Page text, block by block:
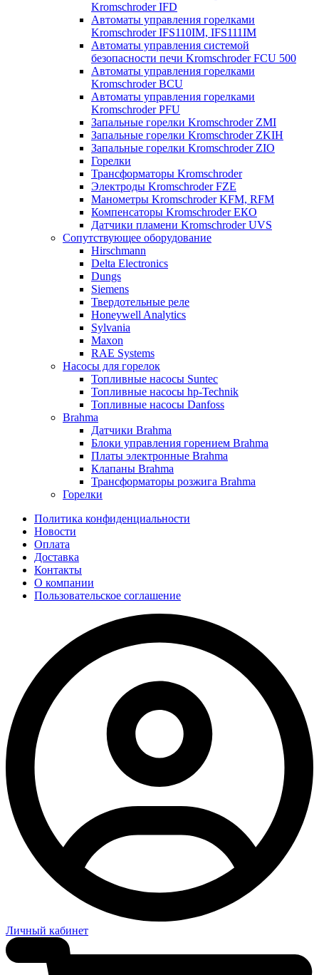
Kromschroder IFD
Автоматы управления горелками
Kromschroder IFS110IM, IFS111IM
Автоматы управления системой
безопасности печи Kromschroder FCU 500
Автоматы управления горелками
Kromschroder BCU
Автоматы управления горелками
Kromschroder PFU
Запальные горелки Kromschroder ZМI
Запальные горелки Kromschroder ZKIH
Запальные горелки Kromschroder ZIO
Горелки
Трансформаторы Kromschroder
Электроды Kromschroder FZE
Манометры Kromschroder KFM, RFM
Компенсаторы Kromschroder ЕКО
Датчики пламени Kromschroder UVS
Сопутствующее оборудование
Hirschmann
Delta Electronics
Dungs
Siemens
Твердотельные реле
Honeywell Analytics
Sylvania
Maxon
RAE Systems
Насосы для горелок
Топливные насосы Suntec
Топливные насосы hp-Technik
Топливные насосы Danfoss
Brahma
Датчики Brahma
Блоки управления горением Brahma
Платы электронные Brahma
Клапаны Brahma
Трансформаторы розжига Brahma
Горелки
Политика конфиденциальности
Новости
Оплата
Доставка
Контакты
О компании
Пользовательское соглашение
Личный кабинет